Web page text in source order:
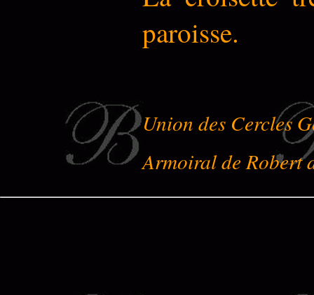
paroisse.
Union des Cercles
Armoiral de Robert